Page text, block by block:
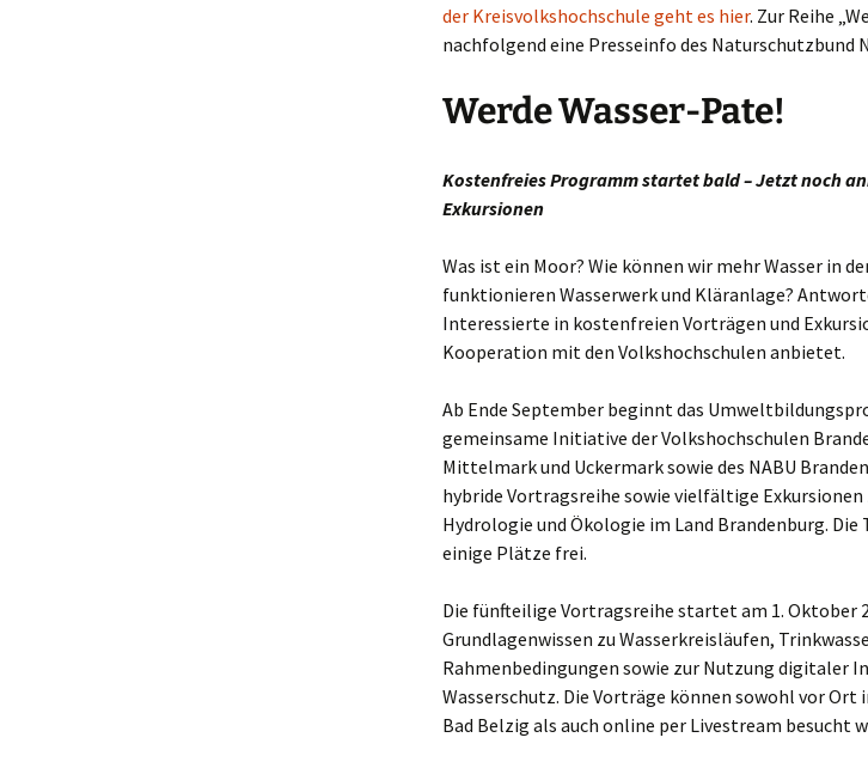
der Kreisvolkshochschule geht es hier. Zur Reihe
nachfolgend eine Presseinfo des Naturschutzbund
Werde Wasser-Pate!
Kostenfreies Programm startet bald – Jetzt noch
Exkursionen
Was ist ein Moor? Wie können wir mehr Wasser in
funktionieren Wasserwerk und Kläranlage?
Interessierte in kostenfreien Vorträgen und
Kooperation mit den Volkshochschulen anbietet.
Ab Ende September beginnt das
gemeinsame Initiative der Volkshochschulen
Mittelmark und Uckermark sowie des NABU
hybride Vortragsreihe sowie vielfältige Exkursionen
Hydrologie und Ökologie im Land Brandenburg.
einige Plätze frei.
Die fünfteilige Vortragsreihe startet am 1. Oktober
Grundlagenwissen zu Wasserkreisläufen,
Rahmenbedingungen sowie zur Nutzung digitaler
Wasserschutz. Die Vorträge können sowohl vor Ort
Bad Belzig als auch online per Livestream besucht